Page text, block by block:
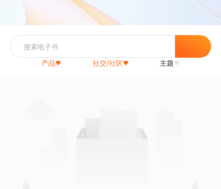
产品 社交/社区 主题